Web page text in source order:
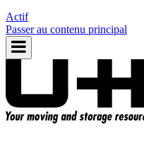
Actif
Passer au contenu principal